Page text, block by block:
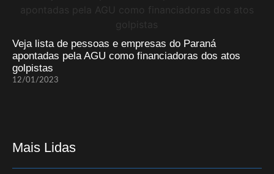
Veja lista de pessoas e empresas do Paraná
apontadas pela AGU como financiadoras dos atos
golpistas
12/01/2023
Mais Lidas